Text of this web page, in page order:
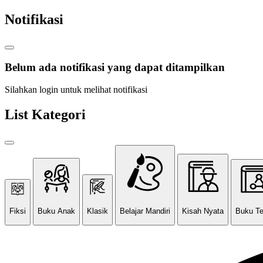
Notifikasi
Belum ada notifikasi yang dapat ditampilkan
Silahkan login untuk melihat notifikasi
List Kategori
Fiksi Buku Anak Klasik Belajar Mandiri Kisah Nyata Buku